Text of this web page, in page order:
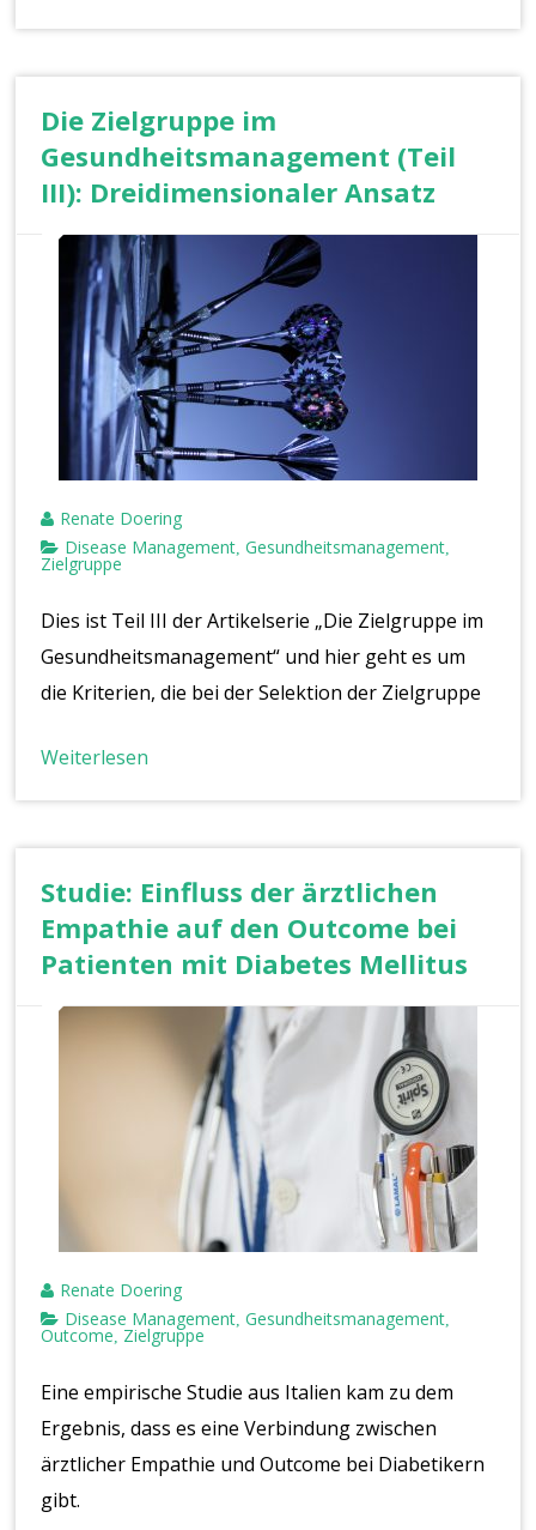
Die Zielgruppe im
Gesundheitsmanagement (Teil
III): Dreidimensionaler Ansatz
Renate Doering
Disease Management ,Gesundheitsmanagement
Zielgruppe
Dies ist Teil III der Artikelserie „Die Zielgruppe im
Gesundheitsmanagement“ und hier geht es um
die Kriterien, die bei der Selektion der Zielgruppe
Weiterlesen
Studie: Einfluss der ärztlichen
Empathie auf den Outcome bei
Patienten mit Diabetes Mellitus
Renate Doering
Disease Management ,Gesundheitsmanagement
Outcome Zielgruppe
Eine empirische Studie aus Italien kam zu dem
Ergebnis, dass es eine Verbindung zwischen
ärztlicher Empathie und Outcome bei Diabetikern
gibt.